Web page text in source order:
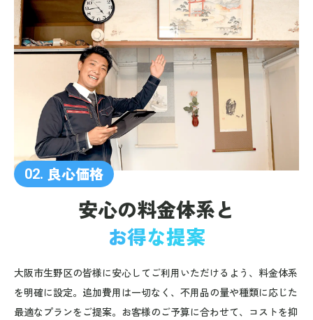
02. 良心価格
安心の料金体系と
お得な提案
大阪市生野区の皆様に安心してご利用いただけるよう、料金体系
を明確に設定。追加費用は一切なく、不用品の量や種類に応じた
最適なプランをご提案。お客様のご予算に合わせて、コストを抑